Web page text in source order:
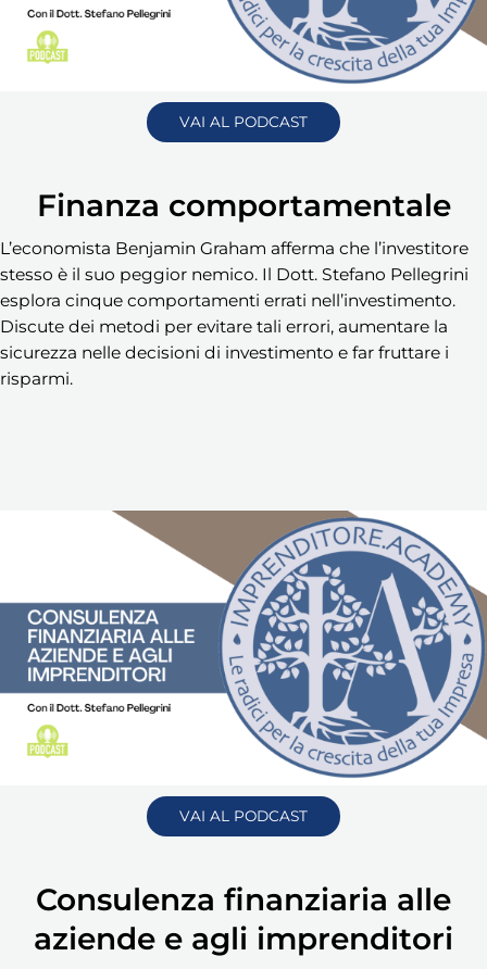
VAI AL PODCAST
Finanza comportamentale
L’economista Benjamin Graham afferma che l’investitore
stesso è il suo peggior nemico. Il Dott. Stefano Pellegrini
esplora cinque comportamenti errati nell’investimento.
Discute dei metodi per evitare tali errori, aumentare la
sicurezza nelle decisioni di investimento e far fruttare i
risparmi.
VAI AL PODCAST
Consulenza finanziaria alle
aziende e agli imprenditori